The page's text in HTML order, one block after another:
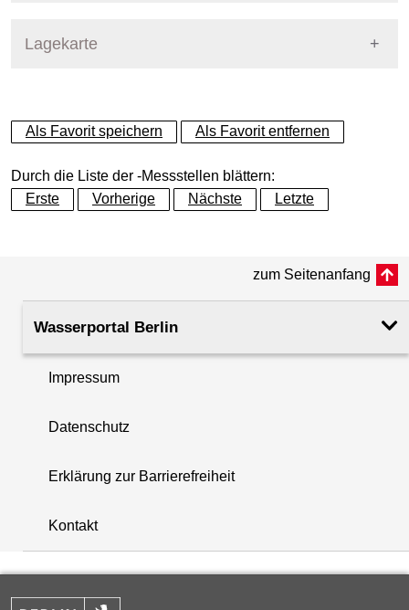
Lagekarte
+
−
+
−
Als Favorit speichern Als Favorit entfernen
Durch die Liste der -Messstellen blättern:
Erste
Vorherige Nächste Letzte
zum Seitenanfang
Wasserportal Berlin
Impressum
Datenschutz
Erklärung zur Barrierefreiheit
Kontakt